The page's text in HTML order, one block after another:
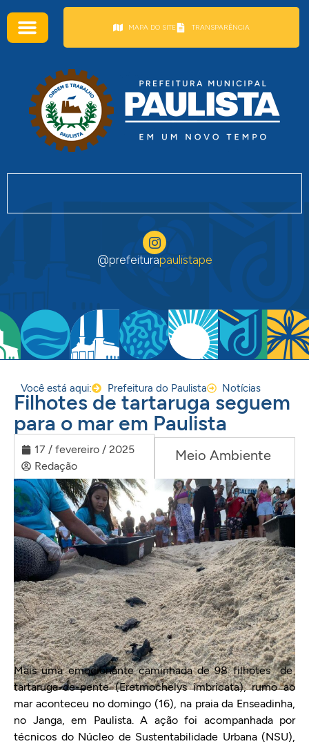
MAPA DO SITE TRANSPARÊNCIA
@prefeiturapaulistape
Você está aqui: Prefeitura do Paulista Notícias
Filhotes de tartaruga seguem
para o mar em Paulista
17 / fevereiro / 2025
Redação
Meio Ambiente
Mais uma emocionante caminhada de 98 filhotes de
tartaruga-de-pente (Eretmochelys imbricata), rumo ao
mar aconteceu no domingo (16), na praia da Enseadinha,
no Janga, em Paulista. A ação foi acompanhada por
técnicos do Núcleo de Sustentabilidade Urbana (NSU),